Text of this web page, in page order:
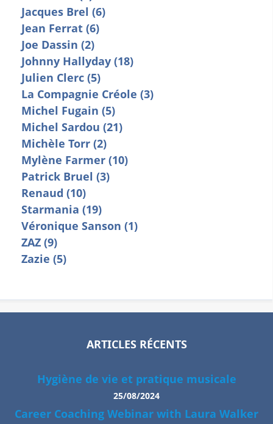
Jacques Brel (6)
Jean Ferrat (6)
Joe Dassin (2)
Johnny Hallyday (18)
Julien Clerc (5)
La Compagnie Créole (3)
Michel Fugain (5)
Michel Sardou (21)
Michèle Torr (2)
Mylène Farmer (10)
Patrick Bruel (3)
Renaud (10)
Starmania (19)
Véronique Sanson (1)
ZAZ (9)
Zazie (5)
ARTICLES RÉCENTS
Hygiène de vie et pratique musicale
25/08/2024
Career Coaching Webinar with Laura Walker